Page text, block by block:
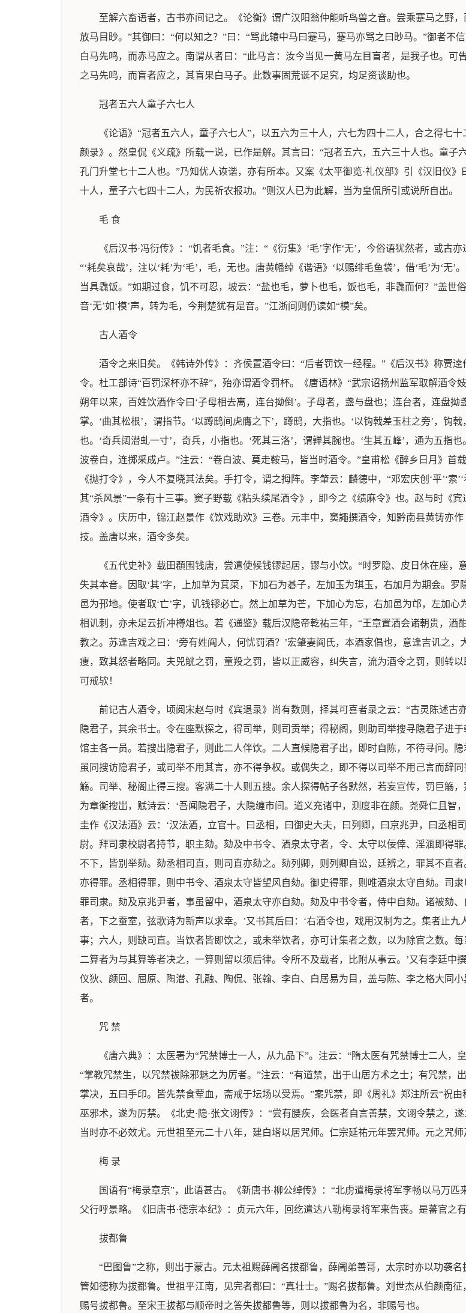
至解六畜语者，古书亦间记之。《论衡》谓广汉阳翁仲能听鸟兽之音。尝乘蹇马之野
放马目眇。”其御曰：“何以知之？”曰：“骂此辕中马曰蹇马，蹇马亦骂之曰眇马。”御者不
白马先鸣，而赤马应之。南谓从者曰：“此马言：汝今当见一黄马左目盲者，是我子也。
之马先鸣，而盲者应之，其盲果白马子。此数事固荒诞不足究，均足资谈助也。
冠者五六人童子六七人
《论语》“冠者五六人，童子六七人”，以五六为三十人，六七为四十二人，合之得七
颜录》。然皇侃《义疏》所载一说，已作是解。其言曰：“冠者五六，五六三十人也。童子
孔门升堂七十二人也。”乃知优人诙谐，亦有所本。又案《太平御览·礼仪部》引《汉旧仪
十人，童子六七四十二人，为民祈农报功。”则汉人已为此解，当为皇侃所引或说所自出。
毛 食
《后汉书·冯衍传》：“饥者毛食。”注：“《衍集》‘毛’字作‘无’，今俗语犹然者，或古
“‘耗矣哀哉’，注以‘耗’为‘毛’，毛，无也。唐黄幡绰《谐语》‘以赐绯毛鱼袋’，借‘毛’为‘
当具毳饭。”如期过食，饥不可忍，坡云：“盐也毛，萝卜也毛，饭也毛，非毳而何？”盖世
音‘无’如‘模’声，转为毛，今荆楚犹有是音。”江浙间则仍读如“模”矣。
古人酒令
酒令之来旧矣。《韩诗外传》：齐侯置酒令曰：“后者罚饮一经程。”《后汉书》称贾
令。杜工部诗“百罚深杯亦不辞”，殆亦谓酒令罚杯。《唐语林》“武宗诏扬州监军取解酒令
朔年以来，百姓饮酒作令曰‘子母相去离，连台拗倒’。子母者，盏与盘也；连台者，连盘拗
掌。‘曲其松根’，谓指节。‘以蹲鸱间虎膺之下’，蹲鸱，大指也。‘以钩戟差玉柱之旁’，钩
也。‘奇兵阔潜虬一寸’，奇兵，小指也。‘死其三洛’，谓亸其腕也。‘生其五峰’，通为五指
波卷白，连掷采成卢。”注云：“卷白波、莫走鞍马，皆当时酒令。”皇甫松《醉乡日月》首
《抛打令》，今人不复晓其法矣。手打令，谓之拇阵。李肇云：麟德中，“邓宏庆创‘平’‘索
其“杀风景”一条有十三事。窦子野载《粘头续尾酒令》，即今之《绩麻令》也。赵与时《
酒令》。庆历中，锦江赵景作《饮戏助欢》三卷。元丰中，窦譝撰酒令，知黔南县黄铸亦
技。盖唐以来，酒令多矣。
《五代史补》载田頵围钱唐，尝遣使候钱镠起居，镠与小饮。“时罗隐、皮日休在座
失其本音。因取‘其’字，上加草为萁菜，下加石为碁子，左加玉为琪玉，右加月为期会。
邑为邘地。使者取‘亡’字，讥钱镠必亡。然上加草为芒，下加心为忘，右加邑为邙，左加
相讥刺，亦未足云折冲樽俎也。若《通鉴》载后汉隐帝乾祐三年，“王章置酒会诸朝贵，
教之。苏逢吉戏之曰：‘旁有姓阎人，何忧罚酒？’宏肇妻阎氏，本酒家倡也，意逢吉讥之
瘦，致其怒者略同。夫兕觥之罚，童羖之罚，皆以正威容，纠失言，流为酒令之罚，则转
可戒欤！
前记古人酒令，顷阅宋赵与时《宾退录》尚有数则，择其可喜者录之云：“古灵陈述
隐君子，其余书士。令在座默探之，得司举，则司贡举；得秘阁，则助司举搜寻隐君子进
馆主各一员。若搜出隐君子，则此二人伴饮。二人直候隐君子出，即时自陈，不待寻问。
虽同搜访隐君子，或司举不用其言，亦不得争权。或偶失之，即不得以司举不用己言而辞
觞。司举、秘阁止得三搜。客满二十人则五搜。余人探得帖子各默然，若妄宣传，罚巨觞
为章衡搜岀，赋诗云：‘吾闻隐君子，大隐缠市间。道义充诸中，测度非在颜。尧舜仁且智
圭作《汉法酒》云：‘汉法酒，立官十。曰丞相，曰御史大夫，曰列卿，曰京兆尹，曰丞
尉。拜司隶校尉者持节，职主劾。劾及中书令、酒泉太守者，令、太守以佞倖、淫湎即得
不下，皆别举劾。劾丞相司直，则司直亦劾之。劾列卿，则列卿自讼，廷辨之，罪其不直
亦得罪。丞相得罪，则中书令、酒泉太守皆望风自劾。御史得罪，则唯酒泉太守自劾。司
罪司隶。劾及京兆尹者，事虽留中，酒泉太守亦自劾。劾及中书令者，侍中自劾。诸被劾
者，下之蚕室，弦歌诗为新声以求幸。’又书其后曰：‘右酒令也，戏用汉制为之。集者止
事；六人，则缺司直。当饮者皆即饮之，或未举饮者，亦可计集者之数，以为除官之数。
二算者为与其算等者决之，一算则留以须后律。令所不及载者，比附从事云。’又有李廷中
仪狄、颜回、屈原、陶潜、孔融、陶侃、张翰、李白、白居易为目，盖与陈、李之格大同
者。
咒 禁
《唐六典》：太医署为“咒禁博士一人，从九品下”。注云：“隋太医有咒禁博士二人
“掌教咒禁生，以咒禁祓除邪魅之为厉者。”注云：“有道禁，出于山居方术之士；有咒禁，
掌决，五曰手印。皆先禁食荤血，斋戒于坛场以受焉。”案咒禁，即《周礼》郑注所云“祝
巫邪术，遂为厉禁。《北史·隐·张文诩传》：“尝有腰疾，会医者自言善禁，文诩令禁之，
当时亦不必效尤。元世祖至元二十八年，建白塔以居咒师。仁宗延祐元年罢咒师。元之咒师
梅 录
国语有“梅录章京”，此语甚古。《新唐书·柳公绰传》：“北虏遣梅录将军李畅以马万
父行呼景略。《旧唐书·德宗本纪》：贞元六年，回纥遣达八勒梅录将军来告丧。是蕃官之
拔都鲁
“巴图鲁”之称，则出于蒙古。元太祖赐薛阇名拔都鲁，薛阇弟善哥，太宗时亦以功袭
管如德称为拔都鲁。世祖平江南，见完者都曰：“真壮士。”赐名拔都鲁。刘世杰从伯颜南
赐号拔都鲁。至宋王拔都与顺帝时之答失拔都鲁等，则以拔都鲁为名，非赐号也。